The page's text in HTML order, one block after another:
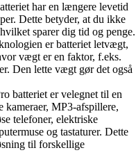
har en længere levetid
Dette betyder, at du ikke
sparer dig tid og penge.
er batteriet letvægt,
vægt er en faktor, f.eks.
Den lette vægt gør det også
batteriet er velegnet til en
kameraer, MP3-afspillere,
telefoner, elektriske
og tastaturer. Dette
til forskellige